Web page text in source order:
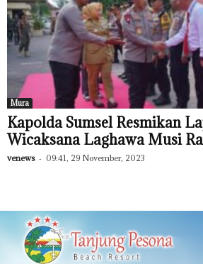
Mura
Kapolda Sumsel Resmikan
Wicaksana Laghawa Musi
venews - 09:41, 29 November, 2023